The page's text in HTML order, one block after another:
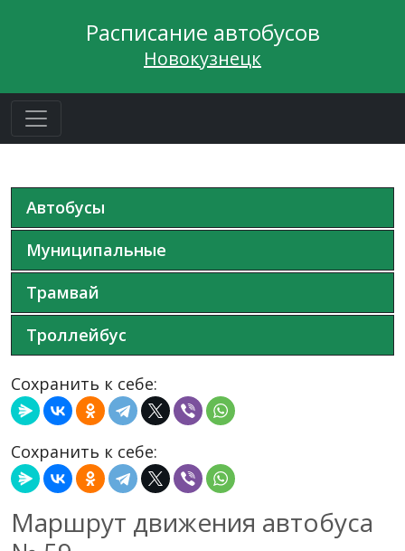
Расписание автобусов
Новокузнецк
Сохранить к себе:
Сохранить к себе:
Маршрут движения автобуса
Автобусы
Муниципальные
Трамвай
Троллейбус